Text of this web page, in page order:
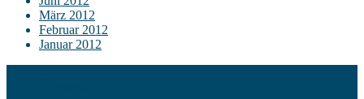
März 2012
Februar 2012
Januar 2012